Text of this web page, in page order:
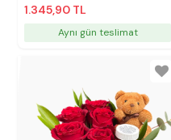
1.345,90 TL
Aynı gün teslimat